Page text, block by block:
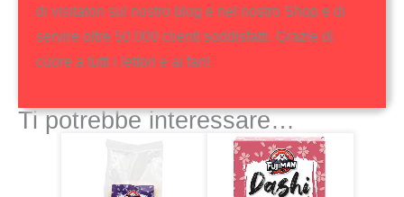
di visitatori sul nostro blog e nel nostro Shop e di
servire oltre 50.000 clienti soddisfatti. Grazie di
cuore a tutti i lettori e ai fan!
Ti potrebbe interessare…